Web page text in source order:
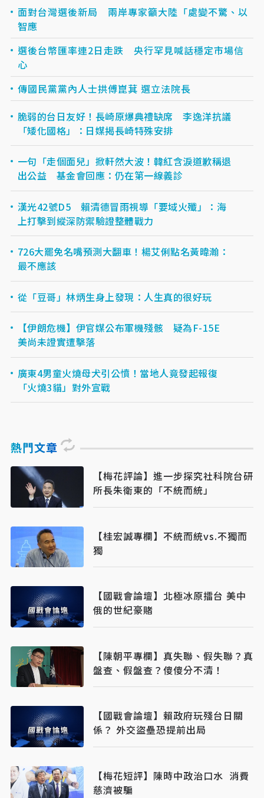
面對台灣選後新局 兩岸專家籲大陸「處變不驚、以
智應
選後台幣匯率連2日走跌 央行罕見喊話穩定市場信
心
傳國民黨黨內人士拱傅崑萁 選立法院長
脆弱的台日友好！長崎原爆典禮缺席 李逸洋抗議
「矮化國格」：日媒揭長崎特殊安排
一句「走個面兒」掀軒然大波！韓紅含淚道歉稱退
出公益 基金會回應：仍在第一線義診
漢光42號D5 賴清德冒雨視導「要域火殲」：海
上打擊到縱深防禦驗證整體戰力
726大罷免名嘴預測大翻車！楊艾俐點名黃暐瀚：
最不應該
從「豆哥」林炳生身上發現：人生真的很好玩
【伊朗危機】伊官媒公布軍機殘骸 疑為F-15E
美尚未證實遭擊落
廣東4男童火燒母犬引公憤！當地人竟發起報復
「火燒3貓」對外宣戰
熱門文章
【梅花評論】進一步探究社科院台研
所長朱衛東的「不統而統」
【桂宏誠專欄】不統而統vs.不獨而
獨
【國戰會論壇】北極冰原擂台 美中
俄的世紀豪賭
【陳朝平專欄】真失聯、假失聯？真
盤查、假盤查？傻傻分不清！
【國戰會論壇】賴政府玩殘台日關
係？ 外交盜壘恐提前出局
【梅花短評】陳時中政治口水 消費
慈濟被騙